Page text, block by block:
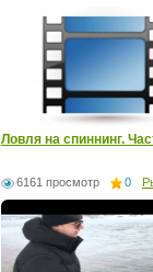
Ловля на спиннинг.
6161 просмотр 0